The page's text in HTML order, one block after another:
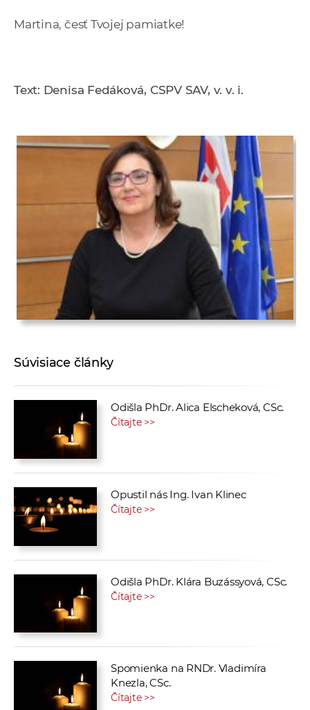
Martina, česť Tvojej pamiatke!
Text: Denisa Fedáková, CSPV SAV, v. v. i.
Súvisiace články
Odišla PhDr. Alica Elscheková, CSc.
Čítajte >>
Opustil nás Ing. Ivan Klinec
Čítajte >>
Odišla PhDr. Klára Buzássyová, CSc.
Čítajte >>
Spomienka na RNDr. Vladimíra
Knezla, CSc.
Čítajte >>